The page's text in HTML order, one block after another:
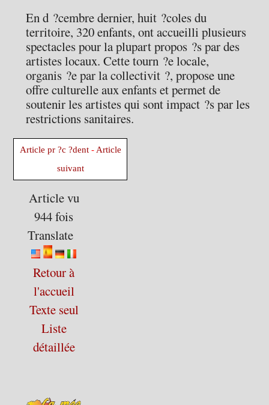
En d ?cembre dernier, huit ?coles du
territoire, 320 enfants, ont accueilli plusieurs
spectacles pour la plupart propos ?s par des
artistes locaux. Cette tourn ?e locale,
organis ?e par la collectivit ?, propose une
offre culturelle aux enfants et permet de
soutenir les artistes qui sont impact ?s par les
restrictions sanitaires.
Article pr ?c ?dent- Article
suivant
Article vu
944 fois
Translate
Retour à
l'accueil
Texte seul
Liste
détaillée